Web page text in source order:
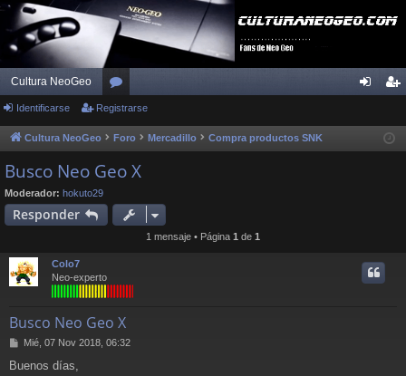
Cultura NeoGeo
or
os ist
Identificarse Registrarse
Cultura NeoGeo Foro Mercadillo Compra productos SNK
Busco Neo Geo X
Moderador: hokuto29
Responder
1 mensaje • Página 1 de 1
Colo7
Neo-experto
Busco Neo Geo X
M
n
Mié, 07 Nov 2018, 06:32
Buenos días,